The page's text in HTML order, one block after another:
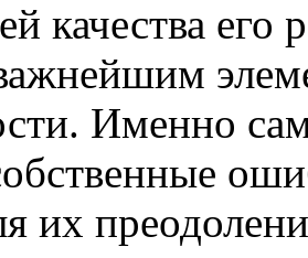
качества
Именно
их